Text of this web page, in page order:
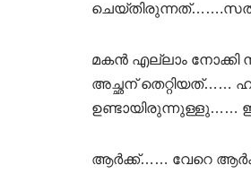
മകൻ എല്ലാം
അച്ഛന് തെറ്റിയത്……
ഉണ്ടായിരുന്നുള്ളു……
ആർക്ക്…… വേറെ